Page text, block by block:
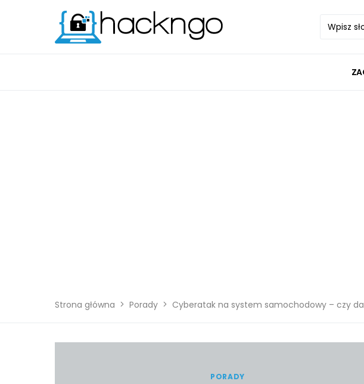
Strona główna Porady Cyberatak na system samochodowy – czy
PORADY